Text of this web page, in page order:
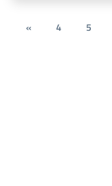
« 4 5